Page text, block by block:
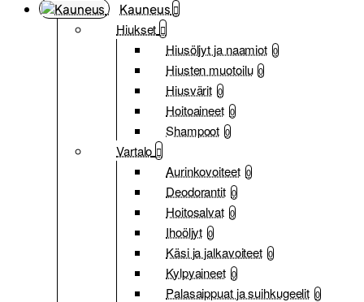
Kauneus
Hiukset
Hiusöljyt ja naamiot 0
Hiusten muotoilu 0
Hiusvärit 0
Hoitoaineet 0
Shampoot 0
Vartalo
Aurinkovoiteet 0
Deodorantit 0
Hoitosalvat 0
Ihoöljyt 0
Käsi ja jalkavoiteet 0
Kylpyaineet 0
Palasaippuat ja suihkugeelit 0